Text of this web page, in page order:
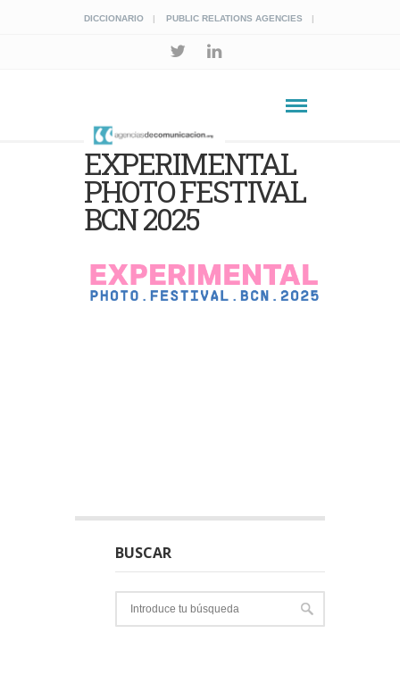
DICCIONARIO PUBLIC RELATIONS AGENCIES
EXPERIMENTAL
PHOTO FESTIVAL
BCN 2025
BUSCAR